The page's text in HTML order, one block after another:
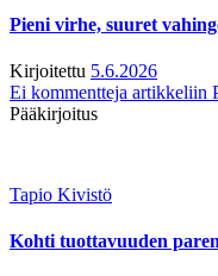
Pieni virhe, suuret
Kirjoitettu 5.6.2026
Ei kommentteja artikkeliin
Pääkirjoitus
Tapio Kivistö
Kohti tuottavuuden